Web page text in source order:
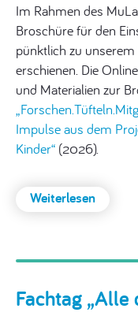
Im Rahmen des
Broschüre für den
pünktlich zu
erschienen. Die
und Materialien zur
Impulse aus dem
Kinder“ (2026).
Weiterlesen:
Fachtag